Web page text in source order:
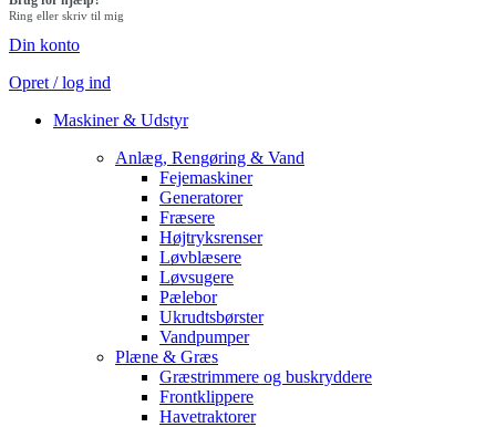
Ring eller skriv til mig
Din konto
Opret / log ind
Maskiner & Udstyr
Anlæg, Rengøring & Vand
Fejemaskiner
Generatorer
Fræsere
Højtryksrenser
Løvblæsere
Løvsugere
Pælebor
Ukrudtsbørster
Vandpumper
Plæne & Græs
Græstrimmere og buskryddere
Frontklippere
Havetraktorer